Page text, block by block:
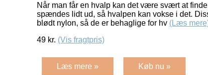
Når man får en hvalp kan det være svært at
spændes lidt ud, så hvalpen kan vokse i det.
blødt nylon, så de er behaglige for hv (Læs
49 kr. (Vis fragtpris)
Læs mere » Køb nu »